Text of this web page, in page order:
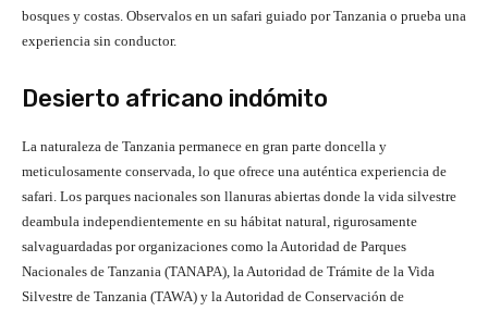
bosques y costas. Observalos en un safari guiado por Tanzania o prueba una
experiencia sin conductor.
Desierto africano indómito
La naturaleza de Tanzania permanece en gran parte doncella y
meticulosamente conservada, lo que ofrece una auténtica experiencia de
safari. Los parques nacionales son llanuras abiertas donde la vida silvestre
deambula independientemente en su hábitat natural, rigurosamente
salvaguardadas por organizaciones como la Autoridad de Parques
Nacionales de Tanzania (TANAPA), la Autoridad de Trámite de la Vida
Silvestre de Tanzania (TAWA) y la Autoridad de Conservación de